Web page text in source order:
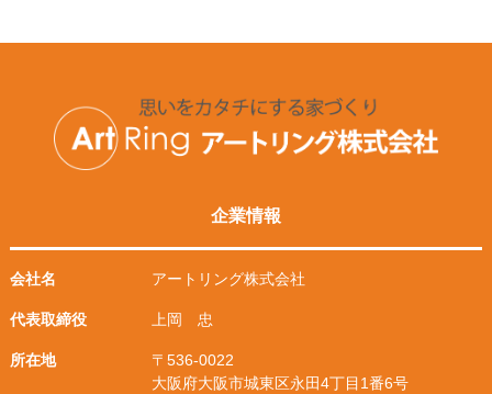
企業情報
会社名 アートリング株式会社
代表取締役 上岡 忠
所在地
〒536-0022
大阪府大阪市城東区永田4丁目1番6号